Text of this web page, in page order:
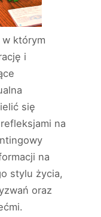
którym
i
się
na
na
stylu życia,
oraz